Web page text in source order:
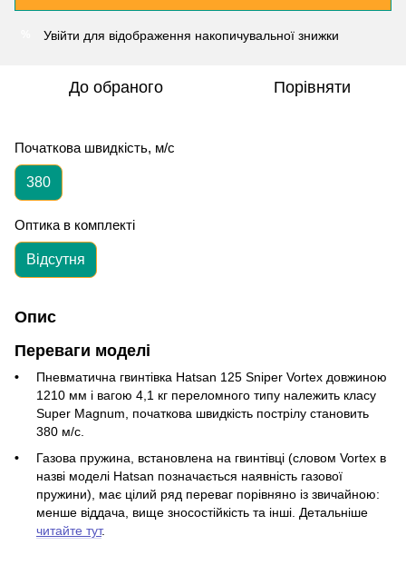
Увійти для відображення накопичувальної знижки
До обраного Порівняти
Початкова швидкість, м/с
380
Оптика в комплекті
Відсутня
Опис
Переваги моделі
Пневматична гвинтівка Hatsan 125 Sniper Vortex довжиною
1210 мм і вагою 4,1 кг переломного типу належить класу
Super Magnum, початкова швидкість пострілу становить
380 м/с.
Газова пружина, встановлена на гвинтівці (словом Vortex в
назві моделі Hatsan позначається наявність газової
пружини), має цілий ряд переваг порівняно із звичайною:
менше віддача, вище зносостійкість та інші. Детальніше
читайте тут.